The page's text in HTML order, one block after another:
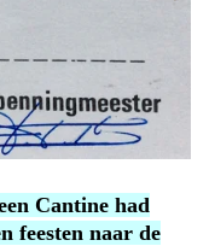
Cantine had
feesten naar de